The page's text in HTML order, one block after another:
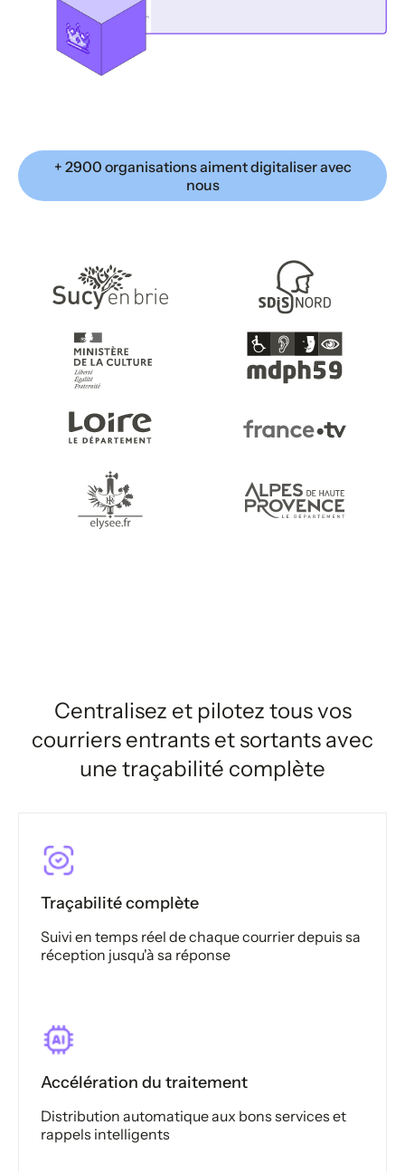
+ 2900 organisations aiment digitaliser avec
nous
Centralisez et pilotez tous vos
courriers entrants et sortants avec
une traçabilité complète
Traçabilité complète
Suivi en temps réel de chaque courrier depuis sa
réception jusqu'à sa réponse
Accélération du traitement
Distribution automatique aux bons services et
rappels intelligents